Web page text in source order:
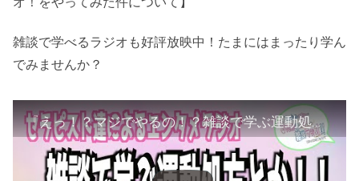
雑談で学べるラジオも好評放映中！たまにはまったり学ん
でみませんか？
『えっ！？マジでやるの！？雑談で学ぶ運動処方とか！！』【Tnakanとあまみーのセラピスト達の学べる雑談ラジオ！をやってみた件について】